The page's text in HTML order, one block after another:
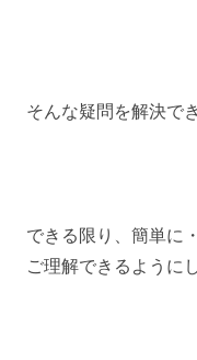
そんな疑問を解決で
できる限り、簡単に
ご理解できるように